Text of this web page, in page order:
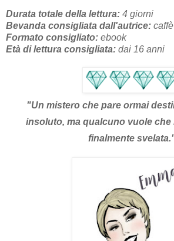
Durata totale della lettura: 4 giorni
Bevanda consigliata dall'autrice:
Formato consigliato: ebook
Età di lettura consigliata: dai 16 anni
"Un mistero che pare ormai
insoluto, ma qualcuno vuole che
finalmente svelata.